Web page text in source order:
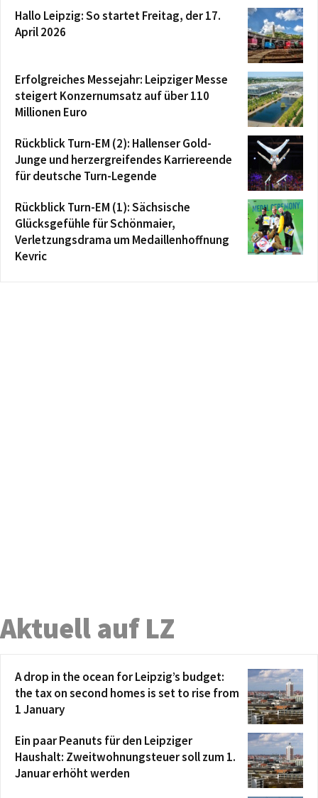
Hallo Leipzig: So startet Freitag, der 17.
April 2026
Erfolgreiches Messejahr: Leipziger Messe
steigert Konzernumsatz auf über 110
Millionen Euro
Rückblick Turn-EM (2): Hallenser Gold-
Junge und herzergreifendes Karriereende
für deutsche Turn-Legende
Rückblick Turn-EM (1): Sächsische
Glücksgefühle für Schönmaier,
Verletzungsdrama um Medaillenhoffnung
Kevric
Aktuell auf LZ
A drop in the ocean for Leipzig’s budget:
the tax on second homes is set to rise from
1 January
Ein paar Peanuts für den Leipziger
Haushalt: Zweitwohnungsteuer soll zum 1.
Januar erhöht werden